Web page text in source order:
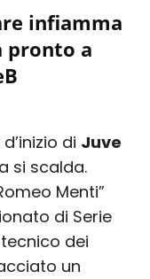
infiamma
pronto a
di Juve
si scalda.
Menti”
di Serie
dei
un